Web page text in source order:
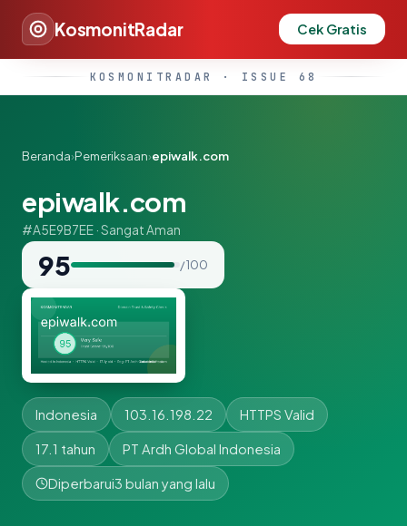
KosmonitRadar Cek Gratis
KOSMONITRADAR · ISSUE 68
Beranda›Pemeriksaan›epiwalk.com
epiwalk.com
#A5E9B7EE · Sangat Aman
95 / 100
Indonesia 103.16.198.22 HTTPS Valid
17.1 tahun PT Ardh Global Indonesia
Diperbarui3 bulan yang lalu